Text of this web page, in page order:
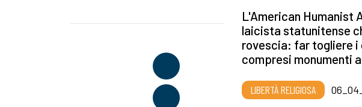
L'American Humanist
laicista statunitense
rovescia: far togliere
compresi monumenti
LIBERTÀ RELIGIOSA